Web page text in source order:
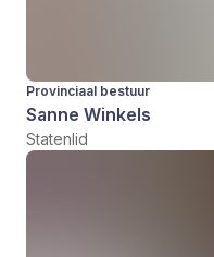
Provinciaal bestuur
Sanne Winkels
Statenlid